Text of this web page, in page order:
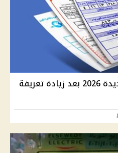
أسعار شرائح الكهرباء الجديدة 2026 بعد زيادة تعريفة